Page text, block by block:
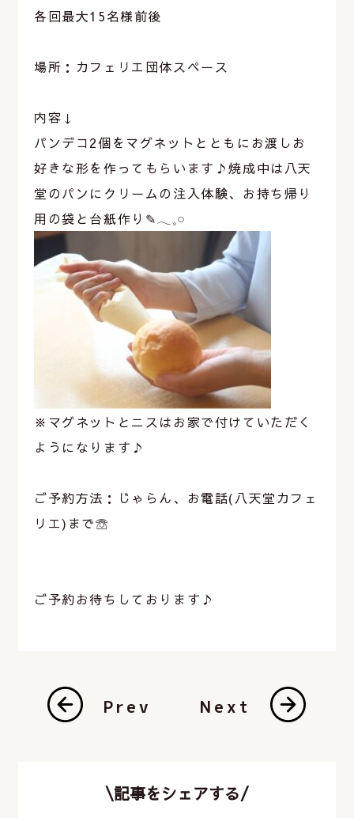
各回最大15名様前後
場所：カフェリエ団体スペース
内容↓
パンデコ2個をマグネットとともにお渡しお
好きな形を作ってもらいます♪焼成中は八天
堂のパンにクリームの注入体験、お持ち帰り
用の袋と台紙作り✎‎𓂃𓈒𓏸
※マグネットとニスはお家で付けていただく
ようになります♪
ご予約方法：じゃらん、お電話(八天堂カフェ
リエ)まで☏
ご予約お待ちしております♪
Prev Next
\記事をシェアする/